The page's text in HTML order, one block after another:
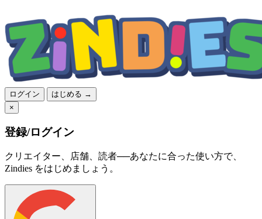
ログイン
はじめる →
×
登録/ログイン
クリエイター、店舗、読者──あなたに合った使い方で、
Zindies をはじめましょう。